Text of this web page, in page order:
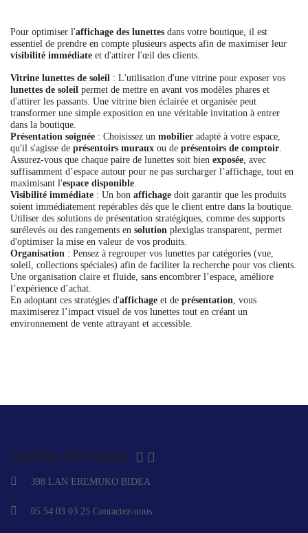
Pour optimiser l'affichage des lunettes dans votre boutique, il est
essentiel de prendre en compte plusieurs aspects afin de maximiser leur
visibilité immédiate et d'attirer l'œil des clients.
Vitrine lunettes de soleil : L'utilisation d'une vitrine pour exposer vos
lunettes de soleil permet de mettre en avant vos modèles phares et
d'attirer les passants. Une vitrine bien éclairée et organisée peut
transformer une simple exposition en une véritable invitation à entrer
dans la boutique.
Présentation soignée : Choisissez un mobilier adapté à votre espace,
qu'il s'agisse de présentoirs muraux ou de présentoirs de comptoir
Assurez-vous que chaque paire de lunettes soit bien exposée , avec
suffisamment d’espace autour pour ne pas surcharger l’affichage, tout en
maximisant l'espace disponible
Visibilité immédiate : Un bon affichage doit garantir que les produits
soient immédiatement repérables dès que le client entre dans la boutique.
Utiliser des solutions de présentation stratégiques, comme des supports
surélevés ou des rangements en solution plexiglas transparent, permet
d'optimiser la mise en valeur de vos produits.
Organisation : Pensez à regrouper vos lunettes par catégories (vue,
soleil, collections spéciales) afin de faciliter la recherche pour vos clients.
Une organisation claire et fluide, sans encombrer l’espace, améliore
l’expérience d’achat.
En adoptant ces stratégies d'affichage et de présentation , vous
maximiserez l’impact visuel de vos lunettes tout en créant un
environnement de vente attrayant et accessible.
CONTACTEZ-NOUS  
398 LAN EREMUKO BIDEA
05 54 03 03 25 Contactez-nous